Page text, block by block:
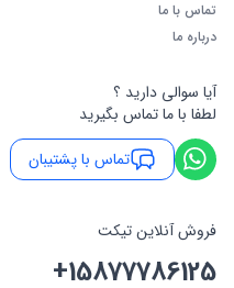
تماس با ما
درباره ما
آیا سوالی دارید ؟
لطفا با ما تماس بگیرید
تماس با پشتیبان
فروش آنلاین تیکت
+15877786125